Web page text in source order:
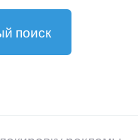
поиск